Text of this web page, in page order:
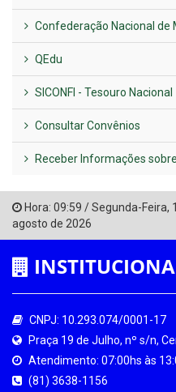
Confederação Nacional de
QEdu
SICONFI - Tesouro Nacional
Consultar Convênios
Receber Informações
Hora: 09:59 /Segunda-Feira,
agosto de 2026
CNPJ: 10.293.074/0001-17
Praça 19 de Julho, nº s/n,
Atendimento: 07:00hs às
(81) 3638-1156